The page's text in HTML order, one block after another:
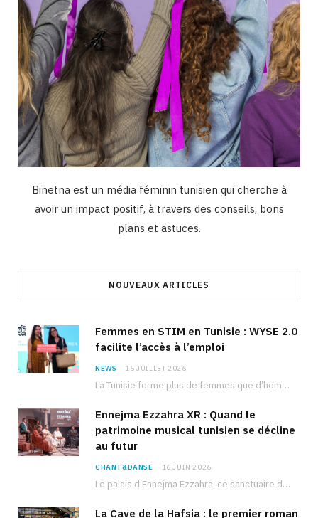
Binetna est un média féminin tunisien qui cherche à
avoir un impact positif, à travers des conseils, bons
plans et astuces.
NOUVEAUX ARTICLES
Femmes en STIM en Tunisie : WYSE 2.0
facilite l’accès à l’emploi
NEWS 15 JUILLET 2026
La Tunisie forme plus de femmes que d’hommes dans les filières scientifiques. Pourtant, pour beaucoup…
Ennejma Ezzahra XR : Quand le
patrimoine musical tunisien se décline
au futur
CHANT&DANSE 16 JUIN 2026
Le palais d’Ennejma Ezzahra, ce sanctuaire de la musique tunisienne et méditerranéenne construit par le…
La Cave de la Hafsia : le premier roman